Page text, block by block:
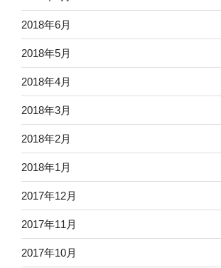
2018年6月
2018年5月
2018年4月
2018年3月
2018年2月
2018年1月
2017年12月
2017年11月
2017年10月